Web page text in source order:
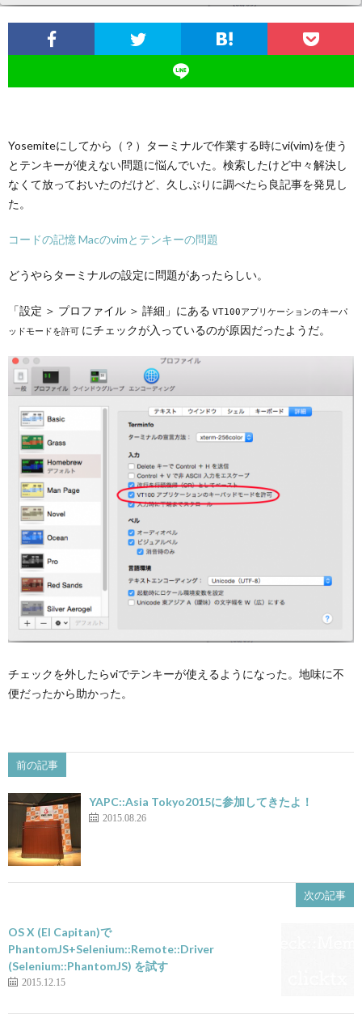
Yosemiteにしてから（？）ターミナルで作業する時にvi(vim)を使う
とテンキーが使えない問題に悩んでいた。検索したけど中々解決し
なくて放っておいたのだけど、久しぶりに調べたら良記事を発見し
た。
コードの記憶 Macのvimとテンキーの問題
どうやらターミナルの設定に問題があったらしい。
「設定 ＞ プロファイル ＞ 詳細」にある VT100アプリケーションのキーパ
ッドモードを許可 にチェックが入っているのが原因だったようだ。
チェックを外したらviでテンキーが使えるようになった。地味に不
便だったから助かった。
前の記事
YAPC::Asia Tokyo2015に参加してきたよ！
2015.08.26
次の記事
OS X (El Capitan)で
PhantomJS+Selenium::Remote::Driver
(Selenium::PhantomJS) を試す
2015.12.15